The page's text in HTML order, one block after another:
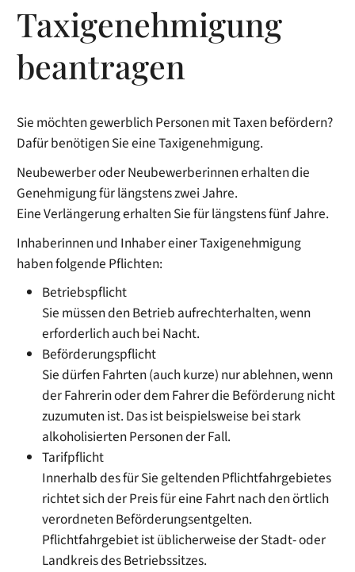
Taxigenehmigung
beantragen
Sie möchten gewerblich Personen mit Taxen befördern?
Dafür benötigen Sie eine Taxigenehmigung.
Neubewerber oder Neubewerberinnen erhalten die
Genehmigung für längstens zwei Jahre.
Eine Verlängerung erhalten Sie für längstens fünf Jahre.
Inhaberinnen und Inhaber einer Taxigenehmigung
haben folgende Pflichten:
Betriebspflicht
Sie müssen den Betrieb aufrechterhalten, wenn
erforderlich auch bei Nacht.
Beförderungspflicht
Sie dürfen Fahrten (auch kurze) nur ablehnen, wenn
der Fahrerin oder dem Fahrer die Beförderung nicht
zuzumuten ist. Das ist beispielsweise bei stark
alkoholisierten Personen der Fall.
Tarifpflicht
Innerhalb des für Sie geltenden Pflichtfahrgebietes
richtet sich der Preis für eine Fahrt nach den örtlich
verordneten Beförderungsentgelten.
Pflichtfahrgebiet istüblicherweise der Stadt- oder
Landkreis des Betriebssitzes.